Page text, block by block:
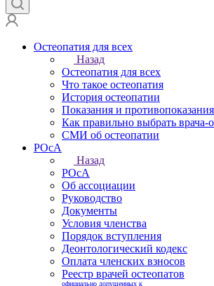
Остеопатия для всех
Назад
Остеопатия для всех
Что такое остеопатия
История остеопатии
Показания и противопоказания
Как правильно выбрать врача-
СМИ об остеопатии
РОсА
Назад
РОсА
Об ассоциации
Руководство
Документы
Условия членства
Порядок вступления
Деонтологический кодекс
Оплата членских взносов
Реестр врачей остеопатов
официально допущенных к